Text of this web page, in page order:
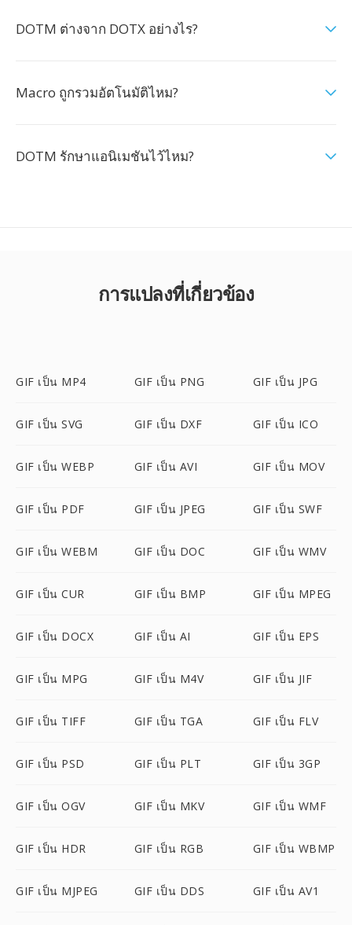
DOTM ต่างจาก DOTX อย่างไร?
Macro ถูกรวมอัตโนมัติไหม?
DOTM รักษาแอนิเมชันไว้ไหม?
การแปลงที่เกี่ยวข้อง
GIF เป็น MP4 GIF เป็น PNG GIF เป็น JPG
GIF เป็น SVG GIF เป็น DXF GIF เป็น ICO
GIF เป็น WEBP GIF เป็น AVI GIF เป็น MOV
GIF เป็น PDF GIF เป็น JPEG GIF เป็น SWF
GIF เป็น WEBM GIF เป็น DOC GIF เป็น WMV
GIF เป็น CUR GIF เป็น BMP GIF เป็น MPEG
GIF เป็น DOCX GIF เป็น AI GIF เป็น EPS
GIF เป็น MPG GIF เป็น M4V GIF เป็น JIF
GIF เป็น TIFF GIF เป็น TGA GIF เป็น FLV
GIF เป็น PSD GIF เป็น PLT GIF เป็น 3GP
GIF เป็น OGV GIF เป็น MKV GIF เป็น WMF
GIF เป็น HDR GIF เป็น RGB GIF เป็น WBMP
GIF เป็น MJPEG GIF เป็น DDS GIF เป็น AV1